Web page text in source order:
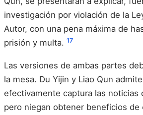
investigación por violación de la
Autor, con una pena máxima de
prisión y multa. 17
Las versiones de ambas partes
la mesa. Du Yijin y Liao Qun
efectivamente captura las noticias
pero niegan obtener beneficios de